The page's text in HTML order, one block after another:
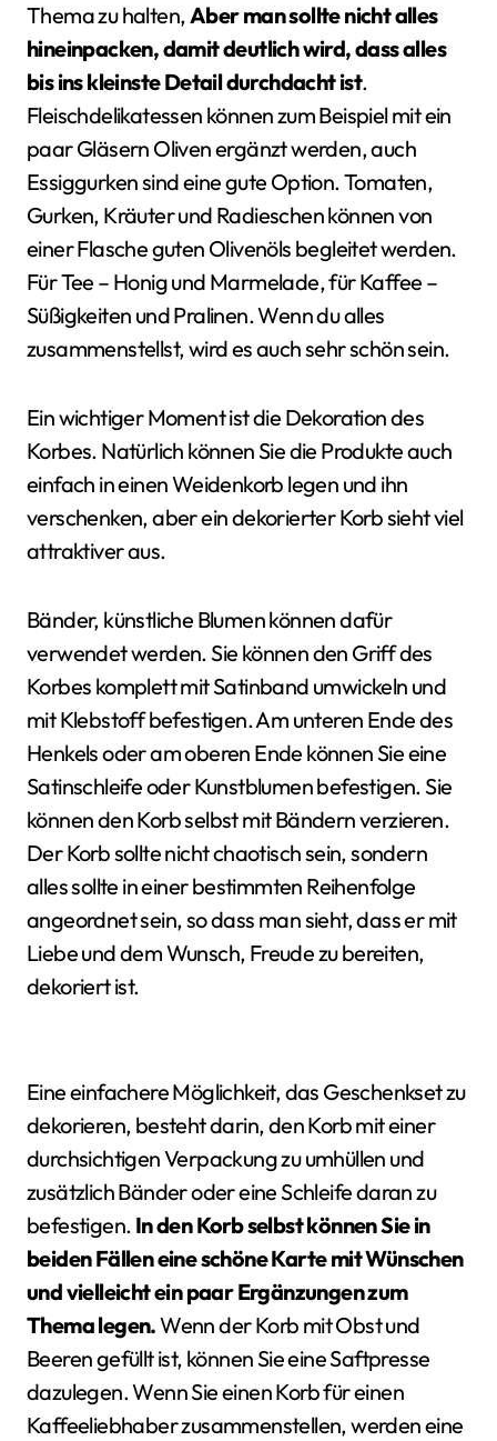
Thema zu halten,Aber man sollte nicht alles
hineinpacken, damit deutlich wird, dass alles
bis ins kleinste Detail durchdacht ist.
Fleischdelikatessen können zum Beispiel mit ein
paar Gläsern Oliven ergänzt werden, auch
Essiggurken sind eine gute Option. Tomaten,
Gurken, Kräuter und Radieschen können von
einer Flasche guten Olivenöls begleitet werden.
Für Tee – Honig und Marmelade, für Kaffee –
Süßigkeiten und Pralinen. Wenn du alles
zusammenstellst, wird es auch sehr schön sein.
Ein wichtiger Moment ist die Dekoration des
Korbes. Natürlich können Sie die Produkte auch
einfach in einen Weidenkorb legen und ihn
verschenken, aber ein dekorierter Korb sieht viel
attraktiver aus.
Bänder, künstliche Blumen können dafür
verwendet werden. Sie können den Griff des
Korbes komplett mit Satinband umwickeln und
mit Klebstoff befestigen. Am unteren Ende des
Henkels oder am oberen Ende können Sie eine
Satinschleife oder Kunstblumen befestigen. Sie
können den Korb selbst mit Bändern verzieren.
Der Korb sollte nicht chaotisch sein, sondern
alles sollte in einer bestimmten Reihenfolge
angeordnet sein, so dass man sieht, dass er mit
Liebe und dem Wunsch, Freude zu bereiten,
dekoriert ist.
Eine einfachere Möglichkeit, das Geschenkset zu
dekorieren, besteht darin, den Korb mit einer
durchsichtigen Verpackung zu umhüllen und
zusätzlich Bänder oder eine Schleife daran zu
befestigen. In den Korb selbst können Sie in
beiden Fällen eine schöne Karte mit Wünschen
und vielleicht ein paar Ergänzungen zum
Thema legen.Wenn der Korb mit Obst und
Beeren gefüllt ist, können Sie eine Saftpresse
dazulegen. Wenn Sie einen Korb für einen
Kaffeeliebhaber zusammenstellen, werden eine